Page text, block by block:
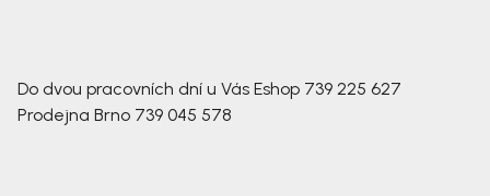
Do dvou pracovních dní u Vás Eshop 739 225 627
Prodejna Brno 739 045 578